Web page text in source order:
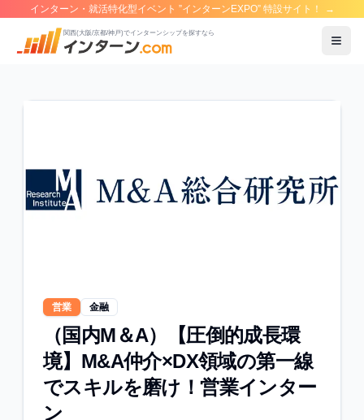
インターン・就活特化型イベント ”インターンEXPO” 特設サイト！ →
関西(大阪/京都/神戸)でインターンシップを探すなら
メニ
営業 金融
（国内M＆A）【圧倒的成長環
境】M&A仲介×DX領域の第一線
でスキルを磨け！営業インター
ン